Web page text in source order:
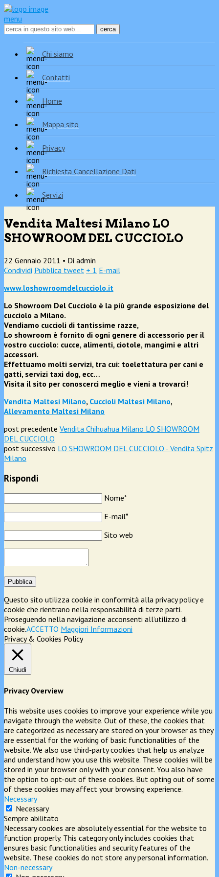
menu
Chi siamo
Contatti
Home
Mappa sito
Privacy
Richiesta Cancellazione Dati
Servizi
Vendita Maltesi Milano LO
SHOWROOM DEL CUCCIOLO
22 Gennaio 2011 • Di admin
Condividi Pubblica tweet + 1 E-mail
www.loshowroomdelcucciolo.it
Lo Showroom Del Cucciolo è la più grande esposizione del
cucciolo a Milano.
Vendiamo cuccioli di tantissime razze,
Lo showroom è fornito di ogni genere di accessorio per il
vostro cucciolo: cucce, alimenti, ciotole, mangimi e altri
accessori.
Effettuamo molti servizi, tra cui: toelettatura per cani e
gatti, servizi taxi dog, ecc…
Visita il sito per conoscerci meglio e vieni a trovarci!
Vendita Maltesi Milano, Cuccioli Maltesi Milano,
Allevamento Maltesi Milano
post precedente Vendita Chihuahua Milano LO SHOWROOM
DEL CUCCIOLO
post successivo LO SHOWROOM DEL CUCCIOLO - Vendita Spitz
Milano
Rispondi
Nome*
E-mail*
Sito web
Pubblica
Questo sito utilizza cookie in conformità alla privacy policy e
cookie che rientrano nella responsabilità di terze parti.
Proseguendo nella navigazione acconsenti all’utilizzo di
cookie.ACCETTO Maggiori Informazioni
Privacy & Cookies Policy
Chiudi
Privacy Overview
This website uses cookies to improve your experience while you
navigate through the website. Out of these, the cookies that
are categorized as necessary are stored on your browser as they
are essential for the working of basic functionalities of the
website. We also use third-party cookies that help us analyze
and understand how you use this website. These cookies will be
stored in your browser only with your consent. You also have
the option to opt-out of these cookies. But opting out of some
of these cookies may affect your browsing experience.
Necessary
Necessary
Sempre abilitato
Necessary cookies are absolutely essential for the website to
function properly. This category only includes cookies that
ensures basic functionalities and security features of the
website. These cookies do not store any personal information.
Non-necessary